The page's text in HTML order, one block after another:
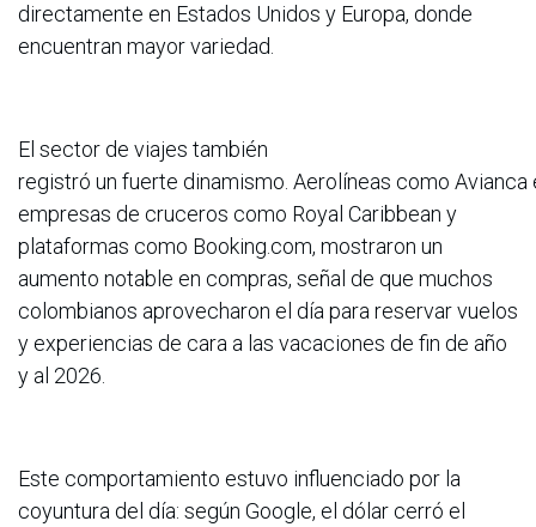
directamente en Estados Unidos y Europa, donde
encuentran mayor variedad.
El sector de viajes también
registró un fuerte dinamismo. Aerolíneas como Avianca
empresas de cruceros como Royal Caribbean y
plataformas como Booking.com, mostraron un
aumento notable en compras, señal de que muchos
colombianos aprovecharon el día para reservar vuelos
y experiencias de cara a las vacaciones de fin de año
y al 2026.
Este comportamiento estuvo influenciado por la
coyuntura del día: según Google, el dólar cerró el